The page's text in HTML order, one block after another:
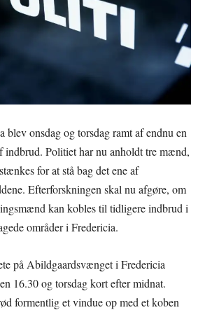
blev onsdag og torsdag ramt af endnu en
indbrud. Politiet har nu anholdt tre mænd,
for at stå bag det ene af
Efterforskningen skal nu afgøre, om
kan kobles til tidligere indbrud i
områder i Fredericia.
på Abildgaardsvænget i Fredericia
16.30 og torsdag kort efter midnat.
formentlig et vindue op med et koben